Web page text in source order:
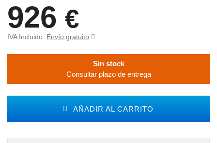
926 €
IVA Incluido. Envío gratuito
Sin stock
Consultar plazo de entrega
AÑADIR AL CARRITO